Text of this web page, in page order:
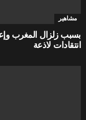
مشاهير
بسبب زلزال المغرب
انتقادات لاذعة